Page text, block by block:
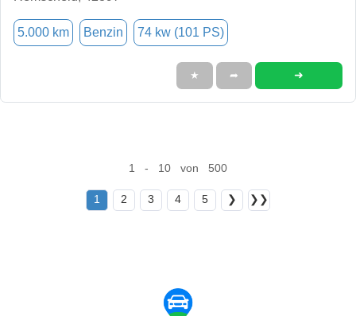
5.000 km Benzin 74 kw (101 PS)
★ ➦ ➜
1 - 10 von 500
1 2 3 4 5 ❯ ❯❯